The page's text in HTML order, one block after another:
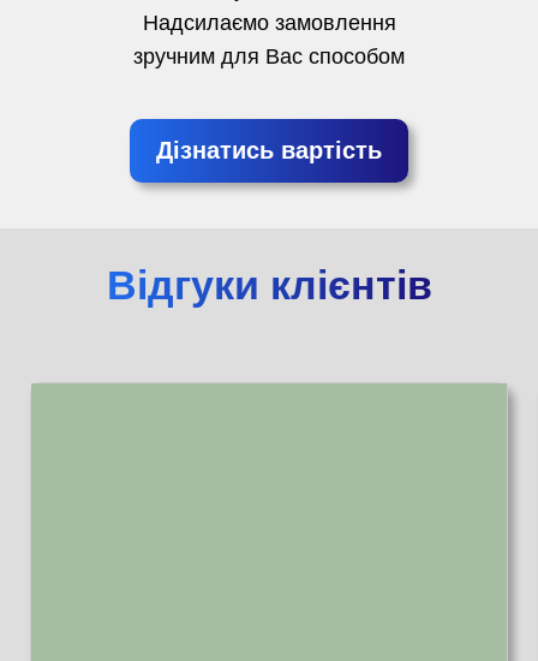
Надсилаємо замовлення
зручним для Вас способом
Дізнатись вартість
Відгуки клієнтів